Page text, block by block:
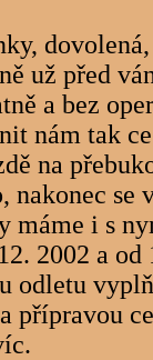
už před
a bez
nám tak
na
nakonec se
máme i s
2002 a od
odletu
přípravou